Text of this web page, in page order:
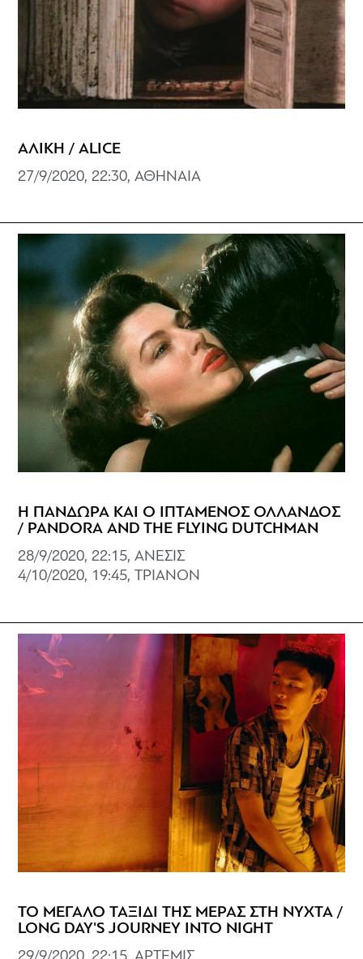
ΑΛΙΚΗ / ALICE
27/9/2020, 22:30, ΑΘΗΝΑΙΑ
Η ΠΑΝΔΩΡΑ ΚΑΙ Ο ΙΠΤΑΜΕΝΟΣ ΟΛΛΑΝΔΟΣ
/ PANDORA AND THE FLYING DUTCHMAN
28/9/2020, 22:15, ΑΝΕΣΙΣ
4/10/2020, 19:45, ΤΡΙΑΝΟΝ
ΤΟ ΜΕΓΑΛΟ ΤΑΞΙΔΙ ΤΗΣ ΜΕΡΑΣ ΣΤΗ ΝΥΧΤΑ /
LONG DAY'S JOURNEY INTO NIGHT